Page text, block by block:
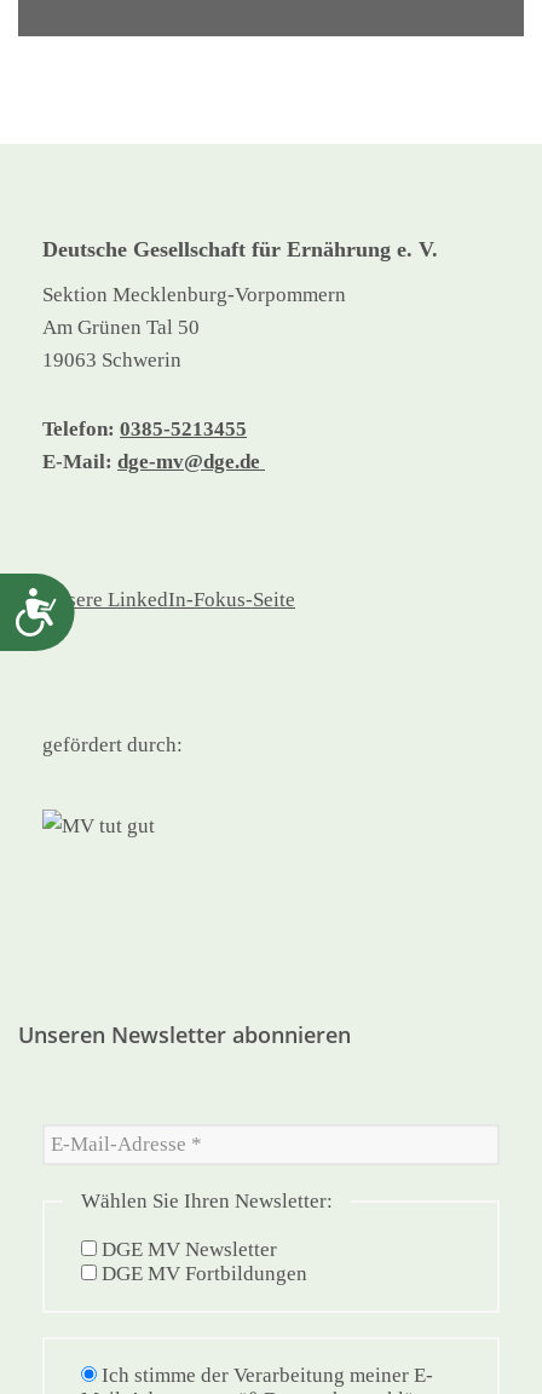
Barrierefreiheit
Deutsche Gesellschaft für Ernährung e. V.
Sektion Mecklenburg-Vorpommern
Am Grünen Tal 50
19063 Schwerin
Telefon: 0385-5213455
E-Mail: dge-mv@dge.de
Unsere LinkedIn-Fokus-Seite
gefördert durch:
Unseren Newsletter abonnieren
Wählen Sie Ihren Newsletter:
DGE MV Newsletter
DGE MV Fortbildungen
Ich stimme der Verarbeitung meiner E-